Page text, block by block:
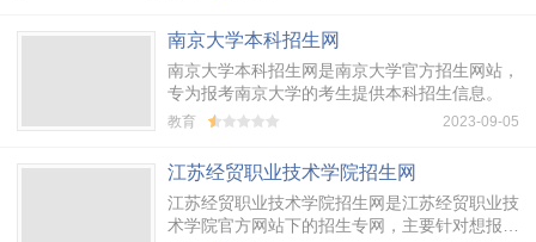
南京大学本科招生网
南京大学本科招生网是南京大学官方招生网站，
专为报考南京大学的考生提供本科招生信息。
教育 2023-09-05
江苏经贸职业技术学院招生网
江苏经贸职业技术学院招生网是江苏经贸职业技
术学院官方网站下的招生专网，主要针对想报考